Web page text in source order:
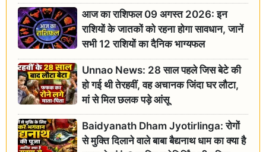
आज का राशिफल 09 अगस्त 2026: इन
राशियों के जातकों को रहना होगा सावधान, जानें
सभी 12 राशियों का दैनिक भाग्यफल
Unnao News: 28 साल पहले जिस बेटे की
हो गई थी तेरहवीं, वह अचानक जिंदा घर लौटा,
मां से मिल छलक पड़े आंसू
Baidyanath Dham Jyotirlinga: रोगों
से मुक्ति दिलाने वाले बाबा बैद्यनाथ धाम का क्या है